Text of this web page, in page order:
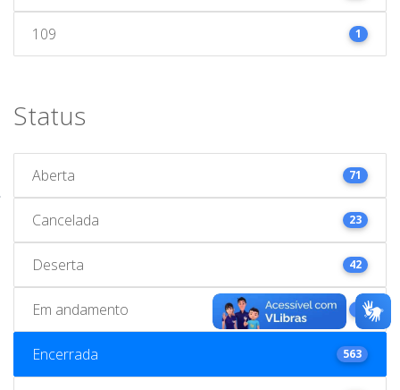
109 1
Status
Aberta 71
Cancelada 23
Deserta 42
Em andamento
Encerrada 563